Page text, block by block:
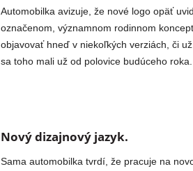
Automobilka avizuje, že nové logo opäť
označenom, významnom rodinnom
objavovať hneď v niekoľkých verziách, či
sa toho mali už od polovice budúceho roka.
Nový dizajnový jazyk.
Sama automobilka tvrdí, že pracuje na